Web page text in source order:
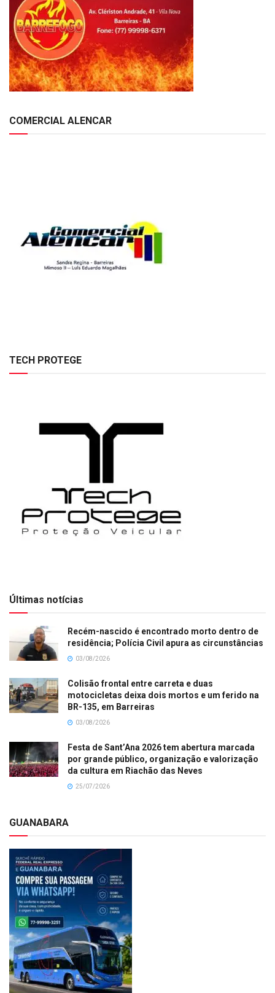
COMERCIAL ALENCAR
TECH PROTEGE
Últimas notícias
Recém-nascido é encontrado morto dentro de
residência; Polícia Civil apura as circunstâncias
03/08/2026
Colisão frontal entre carreta e duas
motocicletas deixa dois mortos e um ferido na
BR-135, em Barreiras
03/08/2026
Festa de Sant’Ana 2026 tem abertura marcada
por grande público, organização e valorização
da cultura em Riachão das Neves
25/07/2026
GUANABARA